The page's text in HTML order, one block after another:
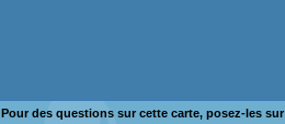
Pour des questions sur cette carte, posez-les sur